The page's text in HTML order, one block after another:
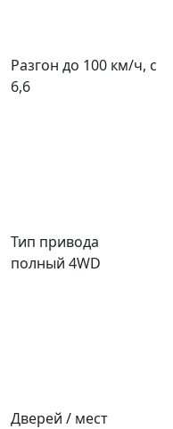
Разгон до 100 км/ч, с
6,6
Тип привода
полный 4WD
Дверей / мест